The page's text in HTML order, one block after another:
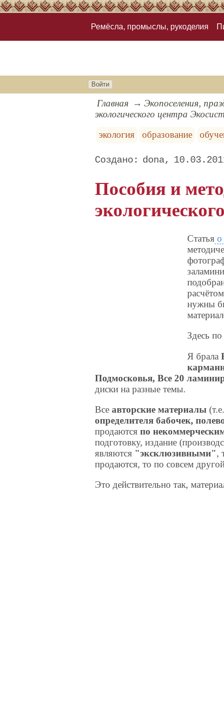
Ремёсла, промыслы, рукоделия
Войти
Главная Экопоселения,
экологического центра
экология
образование
dona
Пособия и
Статья о
нужны
Здесь
Я брала
Подмосковья,Все 20
диски на разные темы.
Всеавторские материалы
определителя бабочек,
продаютсяпо
подготовку, издание
являются "эксклюзивными",
продаются, то по совсем
Это действительно так,